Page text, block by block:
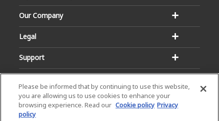
Our Company
Legal
Support
Please be informed that by continuing to use this website,
you are allowing us to use cookies to enhance your
browsing experience. Read our Cookie policy Privacy
policy